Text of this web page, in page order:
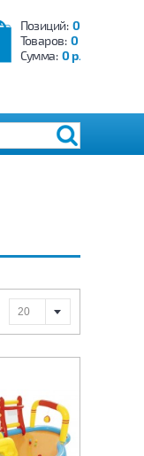
Позиций: 0
Товаров: 0
Сумма: 0 р.